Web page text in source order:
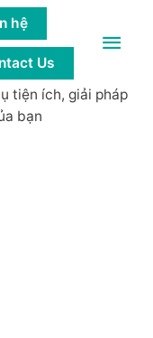
Main
hệ
Us
trình bền
tiện ích, giải pháp
bạn